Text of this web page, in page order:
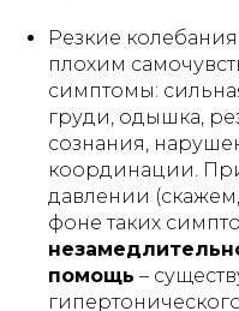
Резкие
плохим
симптомы:
груди, одышка,
сознания,
координации.
давлении
фоне таких
помощь –
многофункциональных #
ортопедических #
# тяжелобольных
#лежачим